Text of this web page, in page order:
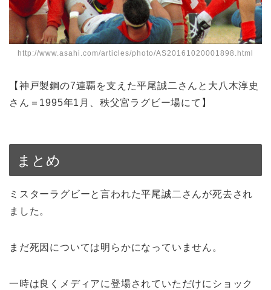
http://www.asahi.com/articles/photo/AS20161020001898.html
【神戸製鋼の7連覇を支えた平尾誠二さんと大八木淳史
さん＝1995年1月、秩父宮ラグビー場にて】
まとめ
ミスターラグビーと言われた平尾誠二さんが死去され
ました。
まだ死因については明らかになっていません。
一時は良くメディアに登場されていただけにショック